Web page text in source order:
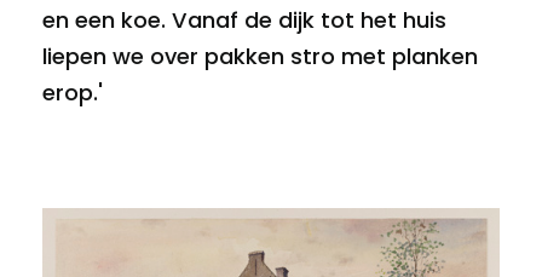
en een koe. Vanaf de dijk tot het huis
liepen we over pakken stro met planken
erop.'